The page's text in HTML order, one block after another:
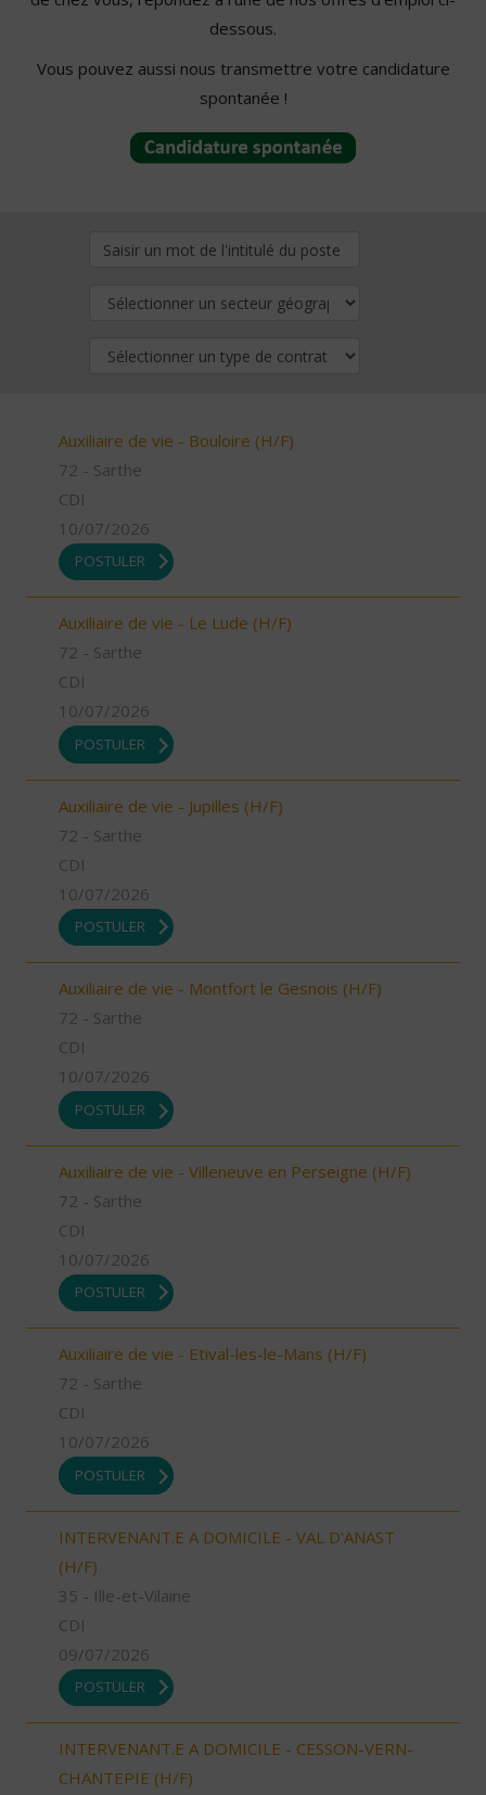
dessous.
Vous pouvez aussi nous transmettre votre candidature
spontanée !
Auxiliaire de vie - Bouloire (H/F)
72 - Sarthe
CDI
10/07/2026
POSTULER
Auxiliaire de vie - Le Lude (H/F)
72 - Sarthe
CDI
10/07/2026
POSTULER
Auxiliaire de vie - Jupilles (H/F)
72 - Sarthe
CDI
10/07/2026
POSTULER
Auxiliaire de vie - Montfort le Gesnois (H/F)
72 - Sarthe
CDI
10/07/2026
POSTULER
Auxiliaire de vie - Villeneuve en Perseigne (H/F)
72 - Sarthe
CDI
10/07/2026
POSTULER
Auxiliaire de vie - Etival-les-le-Mans (H/F)
72 - Sarthe
CDI
10/07/2026
POSTULER
INTERVENANT.E A DOMICILE - VAL D'ANAST
(H/F)
35 - Ille-et-Vilaine
CDI
09/07/2026
POSTULER
INTERVENANT.E A DOMICILE - CESSON-VERN-
CHANTEPIE (H/F)